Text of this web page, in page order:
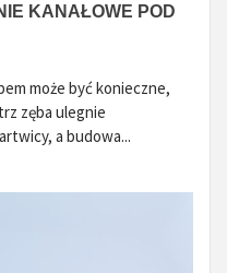
KANAŁOWE POD
może być konieczne,
zęba ulegnie
a budowa...